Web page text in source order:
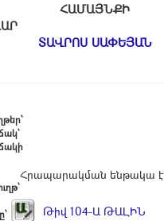
ՀԱՄԱՅՆՔԻ
ՏԱՎՐՈՍ ՍԱՓԵՅԱՆ
Հրապարակման ենթակա է
Թիվ 104-Ա ԹԱԼԻՆ